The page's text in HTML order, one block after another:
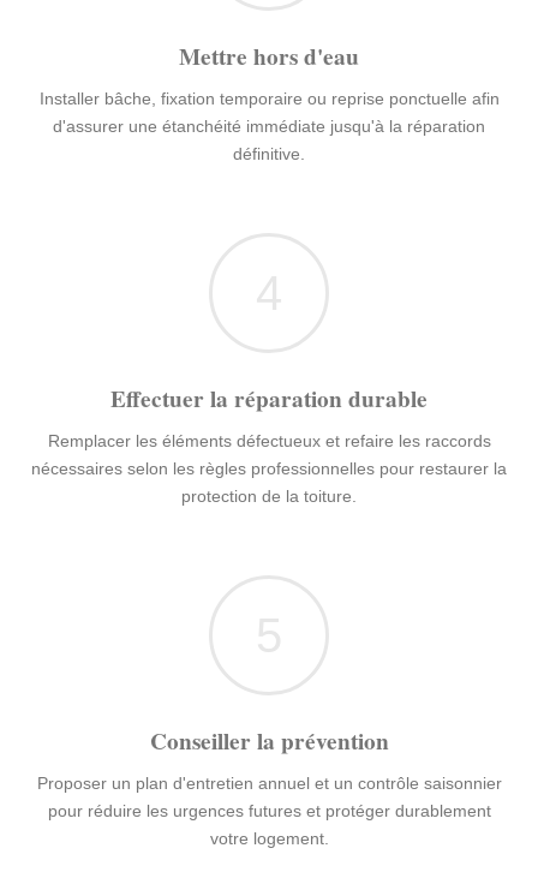
Mettre hors d'eau
Installer bâche, fixation temporaire ou reprise ponctuelle afin
d'assurer une étanchéité immédiate jusqu'à la réparation
définitive.
4
Effectuer la réparation durable
Remplacer les éléments défectueux et refaire les raccords
nécessaires selon les règles professionnelles pour restaurer la
protection de la toiture.
5
Conseiller la prévention
Proposer un plan d'entretien annuel et un contrôle saisonnier
pour réduire les urgences futures et protéger durablement
votre logement.